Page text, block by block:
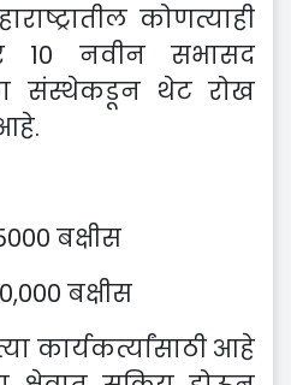
कोणत्याही
10 नवीन सभासद
संस्थेकडून थेट रोख
बक्षीस
बक्षीस
कार्यकर्त्यांसाठी आहे